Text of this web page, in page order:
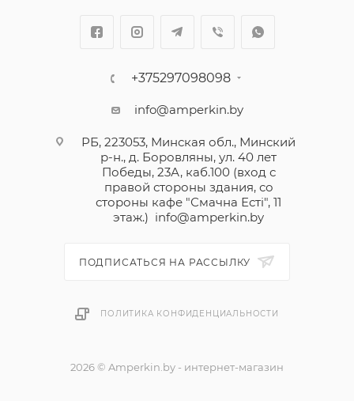
+375297098098
info@amperkin.by
РБ, 223053, Минская обл., Минский
р-н., д. Боровляны, ул. 40 лет
Победы, 23А, каб.100 (вход с
правой стороны здания, со
стороны кафе "Смачна Естi", 11
этаж.) info@amperkin.by
ПОДПИСАТЬСЯ НА РАССЫЛКУ
ПОЛИТИКА КОНФИДЕНЦИАЛЬНОСТИ
2026 © Amperkin.by - интернет-магазин